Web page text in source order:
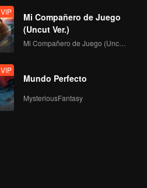
VIP
Mi Compañero de Juego
(Uncut Ver.)
Mi Compañero de Juego (Uncut Ver.)
VIP
Mundo Perfecto
MysteriousFantasy